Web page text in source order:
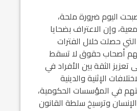
اليوم ضرورة ملحة،
وإن الاعتراف بضحايا
التي حصلت خلال الفترات
أصحاب حقوق لا تسقط
تعزيز الثقة بين الأفراد في
الإثنية والدينية
في المؤسسات الحكومية،
وترسيخ سلطة القانون